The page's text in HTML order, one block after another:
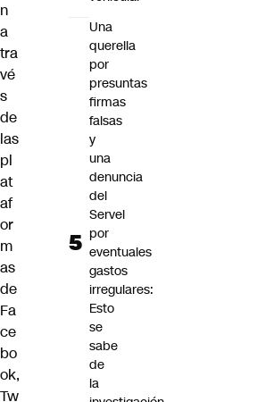
n
a
tra
vé
s
de
las
pl
at
af
or
m
as
de
Fa
ce
bo
ok,
Tw
Una
querella
por
presuntas
firmas
falsas
y
una
denuncia
del
Servel
por
eventuales
gastos
irregulares:
Esto
se
sabe
de
la